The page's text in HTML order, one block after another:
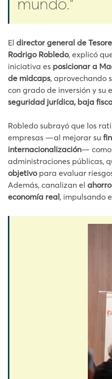
El director general de
Rodrigo Robledo, explicó
iniciativa es posicionar a
de midcaps, aprovechando
con grado de inversión y su
seguridad jurídica, baja
Robledo subrayó que los
empresas —al mejorar su
internacionalización— como
administraciones públicas,
objetivopara evaluar
Además, canalizan el
economía real, impulsando